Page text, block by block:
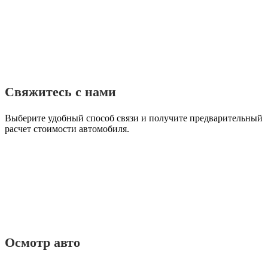
Свяжитесь с нами
Выберите удобный способ связи и получите предварительный
расчет стоимости автомобиля.
Осмотр авто